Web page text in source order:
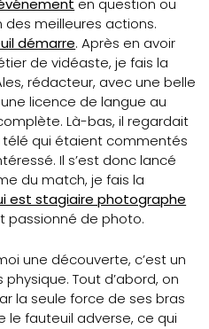
en question ou
meilleures actions.
démarre. Après en avoir
de vidéaste, je fais la
rédacteur, avec une belle
licence de langue au
Là-bas, il regardait
qui étaient commentés
Il s’est donc lancé
du match, je fais la
est stagiaire photographe
passionné de photo.
une découverte, c’est un
Tout d’abord, on
la seule force de ses bras
le fauteuil adverse, ce qui